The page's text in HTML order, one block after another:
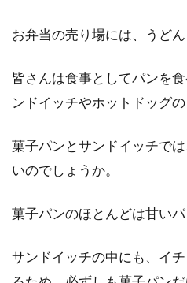
お弁当の売り場には、うどん
皆さんは食事としてパンを
ンドイッチやホットドッグ
菓子パンとサンドイッチで
いのでしょうか。
菓子パンのほとんどは甘いパ
サンドイッチの中にも、イ